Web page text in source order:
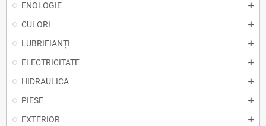
ENOLOGIE
CULORI
LUBRIFIANȚI
ELECTRICITATE
HIDRAULICA
PIESE
EXTERIOR